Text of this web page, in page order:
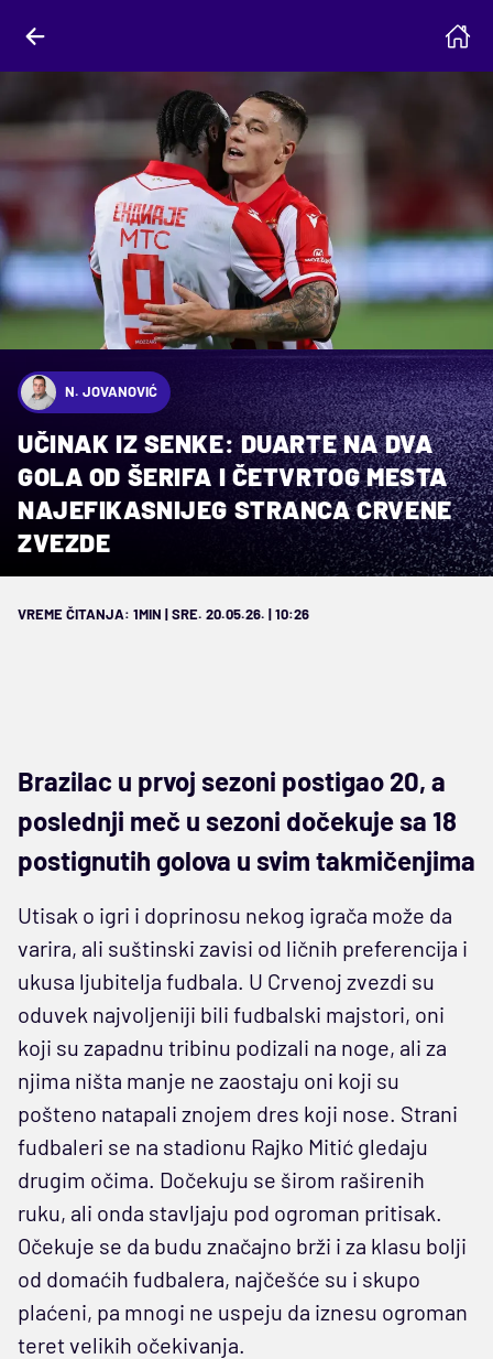
N. JOVANOVIĆ
UČINAK IZ SENKE: DUARTE NA DVA
GOLA OD ŠERIFA I ČETVRTOG MESTA
NAJEFIKASNIJEG STRANCA CRVENE
ZVEZDE
VREME ČITANJA: 1MIN | SRE. 20.05.26. | 10:26
Brazilac u prvoj sezoni postigao 20, a
poslednji meč u sezoni dočekuje sa 18
postignutih golova u svim takmičenjima
Utisak o igri i doprinosu nekog igrača može da
varira, ali suštinski zavisi od ličnih preferencija i
ukusa ljubitelja fudbala. U Crvenoj zvezdi su
oduvek najvoljeniji bili fudbalski majstori, oni
koji su zapadnu tribinu podizali na noge, ali za
njima ništa manje ne zaostaju oni koji su
pošteno natapali znojem dres koji nose. Strani
fudbaleri se na stadionu Rajko Mitić gledaju
drugim očima. Dočekuju se širom raširenih
ruku, ali onda stavljaju pod ogroman pritisak.
Očekuje se da budu značajno brži i za klasu bolji
od domaćih fudbalera, najčešće su i skupo
plaćeni, pa mnogi ne uspeju da iznesu ogroman
teret velikih očekivanja.